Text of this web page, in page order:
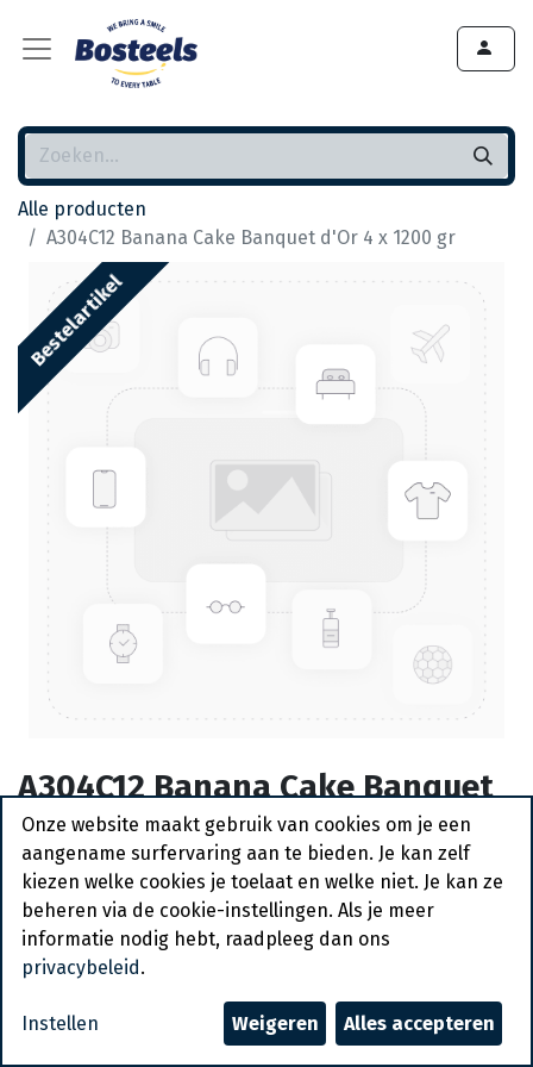
Alle producten
A304C12 Banana Cake Banquet d'Or 4 x 1200 gr
Bestelartikel
A304C12 Banana Cake Banquet
d'Or 4 x 1200 gr
Bestelartikel
Vraag een account aan
Algemene voorwaarden
30-dagen geld terug garantie
Verzending: 2-3 werkdagen
Onze website maakt gebruik van cookies om je een
aangename surfervaring aan te bieden. Je kan zelf
kiezen welke cookies je toelaat en welke niet. Je kan ze
beheren via de cookie-instellingen. Als je meer
informatie nodig hebt, raadpleeg dan ons
privacybeleid .
Instellen Weigeren Alles accepteren